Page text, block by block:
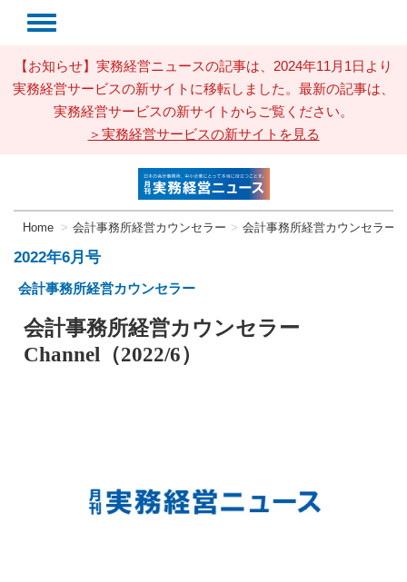
【お知らせ】実務経営ニュースの記事は、2024年11月1日より
実務経営サービスの新サイトに移転しました。最新の記事は、
実務経営サービスの新サイトからご覧ください。
＞実務経営サービスの新サイトを見る
Home 会計事務所経営カウンセラー 会計事務所経営カウンセラー
2022年6月号
会計事務所経営カウンセラー
会計事務所経営カウンセラー
Channel（2022/6）